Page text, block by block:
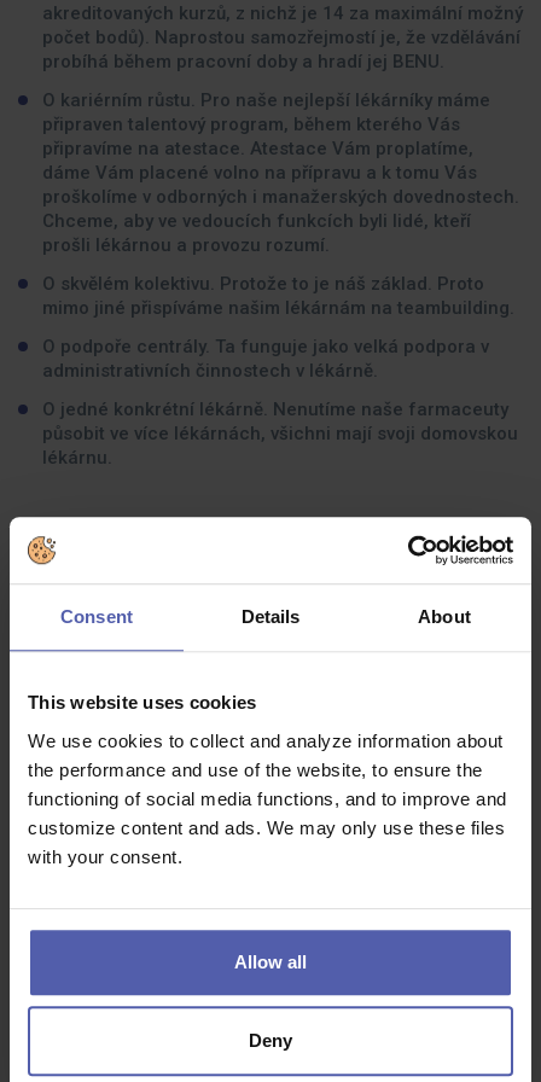
Consent Details About
This website uses cookies
We use cookies to collect and analyze information about
the performance and use of the website, to ensure the
functioning of social media functions, and to improve and
customize content and ads. We may only use these files
with your consent.
Allow all
Deny
akreditovaných kurzů, z nichž je 14 za maximální možný
počet bodů). Naprostou samozřejmostí je, že vzdělávání
probíhá během pracovní doby a hradí jej BENU.
O kariérním růstu. Pro naše nejlepší lékárníky máme
připraven talentový program, během kterého Vás
připravíme na atestace. Atestace Vám proplatíme,
dáme Vám placené volno na přípravu a k tomu Vás
proškolíme v odborných i manažerských dovednostech.
Chceme, aby ve vedoucích funkcích byli lidé, kteří
prošli lékárnou a provozu rozumí.
O skvělém kolektivu. Protože to je náš základ. Proto
mimo jiné přispíváme našim lékárnám na teambuilding.
O podpoře centrály. Ta funguje jako velká podpora v
administrativních činnostech v lékárně.
O jedné konkrétní lékárně. Nenutíme naše farmaceuty
působit ve více lékárnách, všichni mají svoji domovskou
lékárnu.
Jaké zkušenosti byste měli mít:
Farmaceutické vzdělání. Je to legislativní nutností.
Týmového ducha. Každá lékárna funguje jako jedinečná
parta lidí.
kvalitní odborné poradenství.
Příjemné vystupování a spolehlivost.
Na předchozí praxi nezáleží. Máme vyvážený tým
složený nejen z absolventů, ale i zkušených
farmaceutů. Vzájemně si pomáháme a své zkušenosti
sdílíme.
Co dostanete na oplátku:
veškeré služby Center prevence s poradenstvím
3 000 Kč/rokpříspěvek do Cafeterie